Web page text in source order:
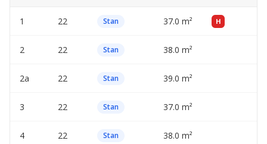
1 22 Stan 37.0 m² H
2 22 Stan 38.0 m²
2a 22 Stan 39.0 m²
3 22 Stan 37.0 m²
4 22 Stan 38.0 m²